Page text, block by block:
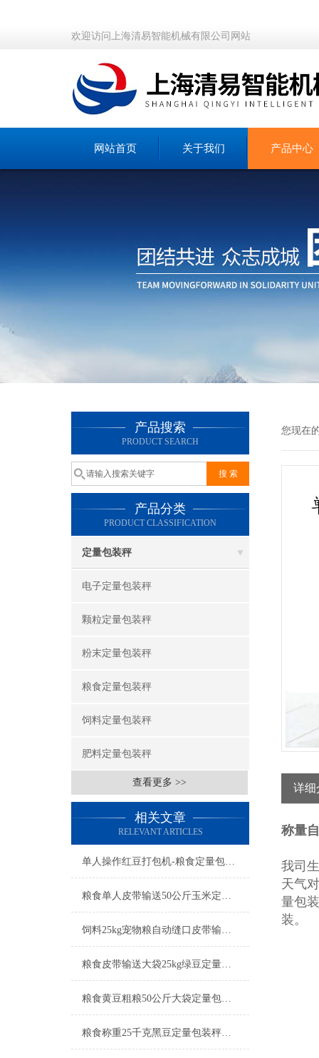
欢迎访问上海清易智能机械有限公司网站
网站首页 关于我们 产品中心
产品搜索
PRODUCT SEARCH
产品分类
PRODUCT CLASSIFICATION
定量包装秤
电子定量包装秤
颗粒定量包装秤
粉末定量包装秤
粮食定量包装秤
饲料定量包装秤
肥料定量包装秤
查看更多 >>
相关文章
RELEVANT ARTICLES
单人操作红豆打包机-粮食定量包装秤简介
粮食单人皮带输送50公斤玉米定量包装秤产品简介
饲料25kg宠物粮自动缝口皮带输送定量包装秤厂家
粮食皮带输送大袋25kg绿豆定量包装秤工厂生产
粮食黄豆粗粮50公斤大袋定量包装秤产品简介
粮食称重25千克黑豆定量包装秤工厂生产
您现在
详细
称量
我司
天气
量包
装。